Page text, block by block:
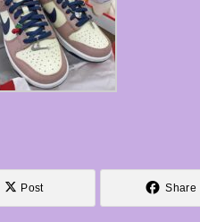
Post Share